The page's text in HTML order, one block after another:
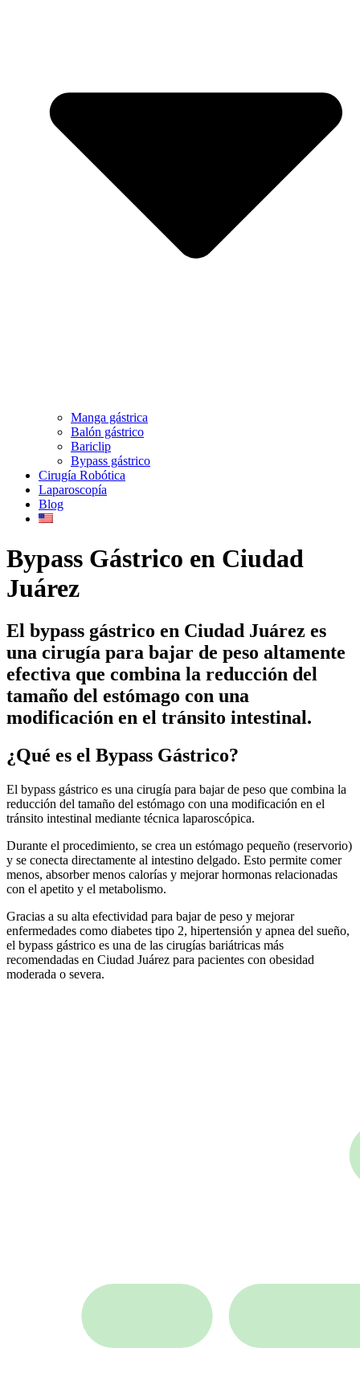
Manga gástrica
Balón gástrico
Bariclip
Bypass gástrico
Cirugía Robótica
Laparoscopía
Blog
Bypass Gástrico en Ciudad
Juárez
El bypass gástrico en Ciudad Juárez es
una cirugía para bajar de peso altamente
efectiva que combina la reducción del
tamaño del estómago con una
modificación en el tránsito intestinal.
¿Qué es el Bypass Gástrico?
El bypass gástrico es una cirugía para bajar de peso que combina la
reducción del tamaño del estómago con una modificación en el
tránsito intestinal mediante técnica laparoscópica.
Durante el procedimiento, se crea un estómago pequeño (reservorio)
y se conecta directamente al intestino delgado. Esto permite comer
menos, absorber menos calorías y mejorar hormonas relacionadas
con el apetito y el metabolismo.
Gracias a su alta efectividad para bajar de peso y mejorar
enfermedades como diabetes tipo 2, hipertensión y apnea del sueño,
el bypass gástrico es una de las cirugías bariátricas más
recomendadas en Ciudad Juárez para pacientes con obesidad
moderada o severa.